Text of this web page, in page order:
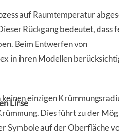
auf Raumtemperatur
Rückgang bedeutet, dass
Beim Entwerfen von
in ihren Modellen
Linse
keinen einzigen
Dies führt zu der
Symbole auf der Oberfläche